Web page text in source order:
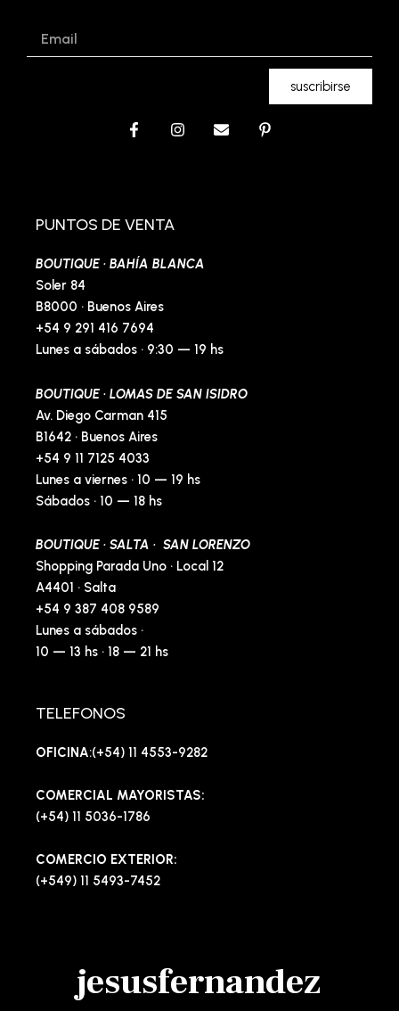
suscribirse
F
o
k
f
I
E
P
PUNTOS DE VENTA
BOUTIQUE · BAHÍA BLANCA
Soler 84
B8000 · Buenos Aires
+54 9 291 416 7694
Lunes a sábados · 9:30 — 19 hs
BOUTIQUE · LOMAS DE SAN ISIDRO
Av. Diego Carman 415
B1642 · Buenos Aires
+54 9 11 7125 4033
Lunes a viernes · 10 — 19 hs
Sábados · 10 — 18 hs
BOUTIQUE · SALTA · SAN LORENZO
Shopping Parada Uno · Local 12
A4401 · Salta
+54 9 387 408 9589
Lunes a sábados ·
10 — 13 hs · 18 — 21 hs
TELEFONOS
OFICINA:(+54) 11 4553-9282
COMERCIAL MAYORISTAS:
(+54) 11 5036-1786
COMERCIO EXTERIOR:
(+549) 11 5493-7452
jesusfernandez